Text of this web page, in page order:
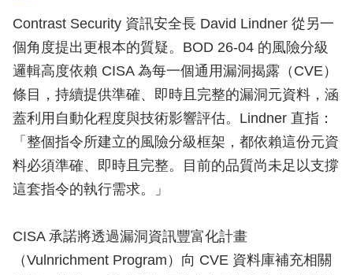
Contrast Security 資訊安全長 David Lindner 從另一
個角度提出更根本的質疑。BOD 26-04 的風險分級
邏輯高度依賴 CISA 為每一個通用漏洞揭露（CVE）
條目，持續提供準確、即時且完整的漏洞元資料，涵
蓋利用自動化程度與技術影響評估。Lindner 直指：
「整個指令所建立的風險分級框架，都依賴這份元資
料必須準確、即時且完整。目前的品質尚未足以支撐
這套指令的執行需求。」
CISA 承諾將透過漏洞資訊豐富化計畫
（Vulnrichment Program）向 CVE 資料庫補充相關